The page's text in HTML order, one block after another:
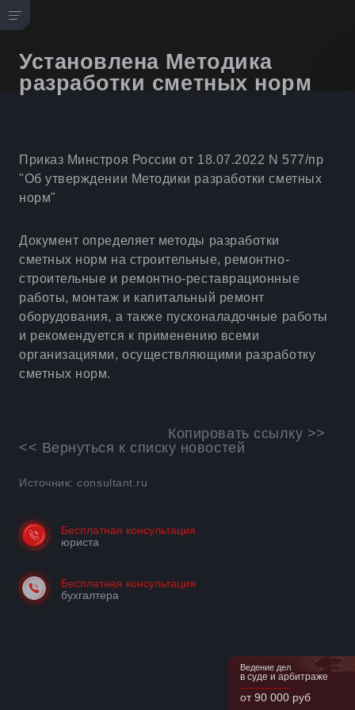
Установлена Методика
разработки сметных норм
Приказ Минстроя России от 18.07.2022 N 577/пр
"Об утверждении Методики разработки сметных
норм"
Документ определяет методы разработки
сметных норм на строительные, ремонтно-
строительные и ремонтно-реставрационные
работы, монтаж и капитальный ремонт
оборудования, а также пусконаладочные работы
и рекомендуется к применению всеми
организациями, осуществляющими разработку
сметных норм.
Копировать ссылку >>
<< Вернуться к списку новостей
Источник: consultant.ru
Бесплатная консультация
юриста
Бесплатная консультация
бухгалтера
Ведение дел
в суде и арбитраже
от 90 000 руб